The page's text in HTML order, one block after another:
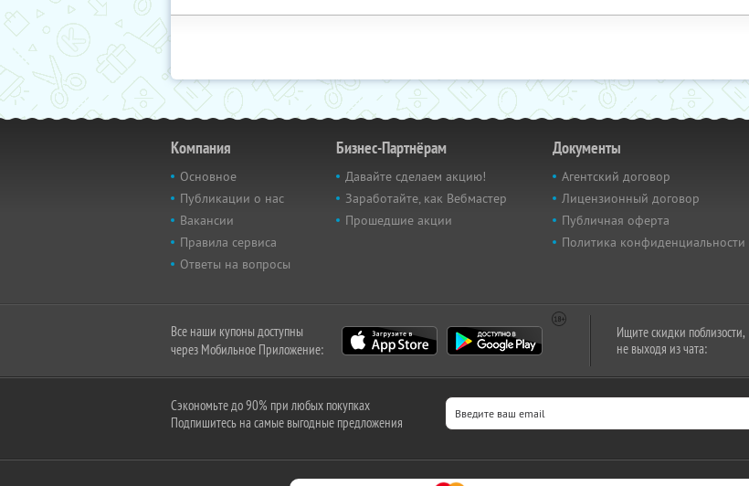
Компания
Основное
Публикации о нас
Вакансии
Правила сервиса
Ответы на вопросы
Бизнес-Партнёрам
Давайте сделаем акцию!
Заработайте, как Вебмастер
Прошедшие акции
Документы
Агентский договор
Лицензионный договор
Публичная оферта
Политика конфиденциальности
Все наши купоны доступны
через Мобильное Приложение:
Ищите скидки поблизости,
не выходя из чата:
Сэкономьте до 90% при любых покупках
Подпишитесь на самые выгодные предложения